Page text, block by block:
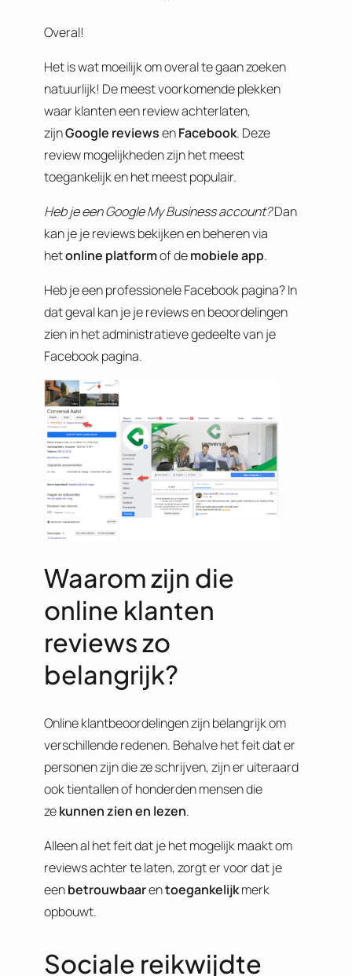
Overal!
Het is wat moeilijk om overal te gaan zoeken
natuurlijk! De meest voorkomende plekken
waar klanten een review achterlaten,
zijnGoogle reviewsenFacebook. Deze
review mogelijkheden zijn het meest
toegankelijk en het meest populair.
Heb je een Google My Business account?Dan
kan je je reviews bekijken en beheren via
hetonline platformof demobiele app.
Heb je een professionele Facebook pagina? In
dat geval kan je je reviews en beoordelingen
zien in het administratieve gedeelte van je
Facebook pagina.
Waarom zijn die
online klanten
reviews zo
belangrijk?
Online klantbeoordelingen zijn belangrijk om
verschillende redenen. Behalve het feit dat er
personen zijn die ze schrijven, zijn er uiteraard
ook tientallen of honderden mensen die
zekunnen zien en lezen.
Alleen al het feit dat je het mogelijk maakt om
reviews achter te laten, zorgt er voor dat je
eenbetrouwbaarentoegankelijkmerk
opbouwt.
Sociale reikwijdte